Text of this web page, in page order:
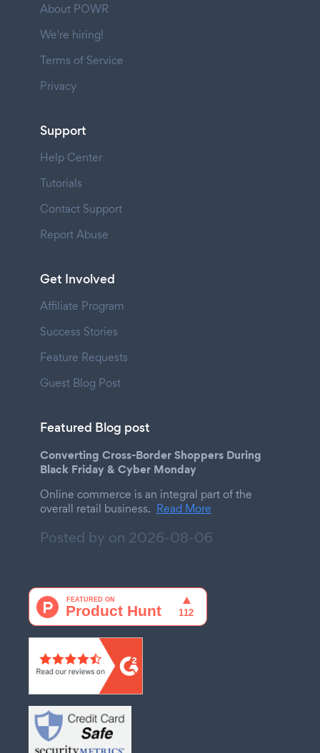
About POWR
We're hiring!
Terms of Service
Privacy
Support
Help Center
Tutorials
Contact Support
Report Abuse
Get Involved
Affiliate Program
Success Stories
Feature Requests
Guest Blog Post
Featured Blog post
Converting Cross-Border Shoppers During
Black Friday & Cyber Monday
Online commerce is an integral part of the
overall retail business. Read More
Posted by on 2026-08-06